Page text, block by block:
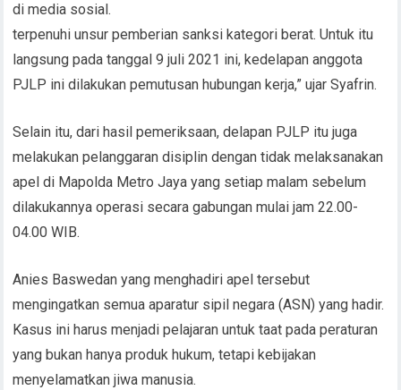
di media sosial.
terpenuhi unsur pemberian sanksi kategori berat. Untuk itu
langsung pada tanggal 9 juli 2021 ini, kedelapan anggota
PJLP ini dilakukan pemutusan hubungan kerja,” ujar Syafrin.
Selain itu, dari hasil pemeriksaan, delapan PJLP itu juga
melakukan pelanggaran disiplin dengan tidak melaksanakan
apel di Mapolda Metro Jaya yang setiap malam sebelum
dilakukannya operasi secara gabungan mulai jam 22.00-
04.00 WIB.
Anies Baswedan yang menghadiri apel tersebut
mengingatkan semua aparatur sipil negara (ASN) yang hadir.
Kasus ini harus menjadi pelajaran untuk taat pada peraturan
yang bukan hanya produk hukum, tetapi kebijakan
menyelamatkan jiwa manusia.